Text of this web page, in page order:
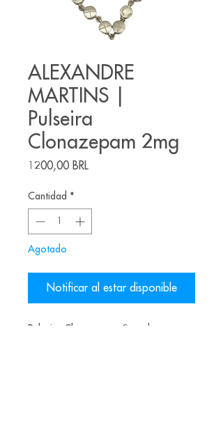
ALEXANDRE
MARTINS |
Pulseira
Clonazepam 2mg
1200,00 BRL
Cantidad *
Agotado
Notificar al estar disponible
Pulseira Clonazepam 2mg do